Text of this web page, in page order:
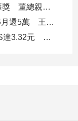
信託2.0計畫評鑑頒獎！12家銀行獲獎 董總親臨領獎
台糖1.8億債權追討成謎 吳乃仁傳月還5萬 王鴻薇轟：要還到379歲
台灣大蟬聯電信獲利王！前7月EPS達3.32元 中華電3.11、遠傳2.46元